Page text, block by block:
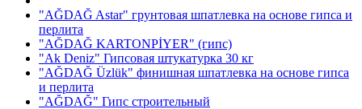
"AĞDAĞ Astar" грунтовая шпатлевка на основе гипса и
перлита
"AĞDAĞ KARTONPİYER" (гипс)
"Ak Deniz" Гипсовая штукатурка 30 кг
"AĞDAĞ Üzlük" финишная шпатлевка на основе гипса
и перлита
"AĞDAĞ" Гипс строительный